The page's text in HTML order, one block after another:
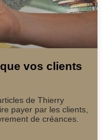
vos clients
de Thierry
payer par les clients,
de créances.